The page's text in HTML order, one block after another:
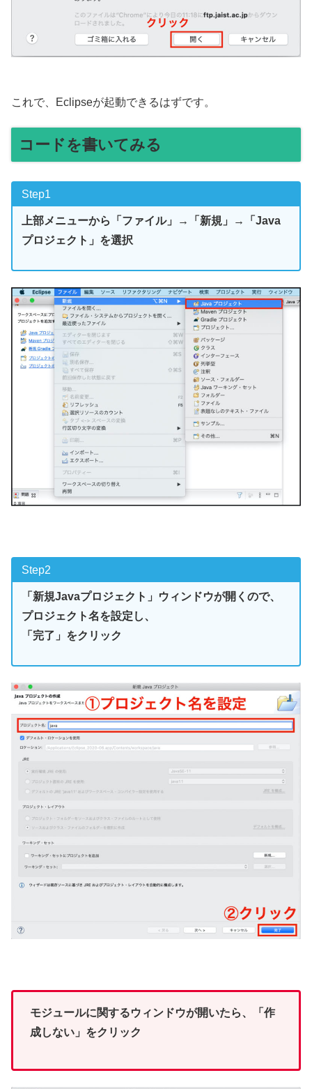
これで、Eclipseが起動できるはずです。
コードを書いてみる
Step1
上部メニューから「ファイル」→「新規」→「Java
プロジェクト」を選択
Step2
「新規Javaプロジェクト」ウィンドウが開くので、
プロジェクト名を設定し、
「完了」をクリック
モジュールに関するウィンドウが開いたら、「作
成しない」をクリック